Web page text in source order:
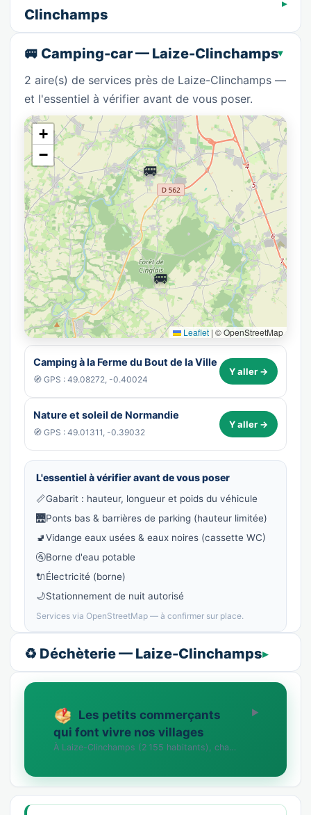
Clinchamps
🚐 Camping-car — Laize-Clinchamps
2 aire(s) de services près de Laize-Clinchamps —
et l'essentiel à vérifier avant de vous poser.
🚐
🚐
+
−
Leaflet | © OpenStreetMap
Camping à la Ferme du Bout de la Ville
🧭 GPS : 49.08272, -0.40024
Y aller →
Nature et soleil de Normandie
🧭 GPS : 49.01311, -0.39032
Y aller →
L'essentiel à vérifier avant de vous poser
📏Gabarit : hauteur, longueur et poids du véhicule
🌉Ponts bas & barrières de parking (hauteur limitée)
🚽Vidange eaux usées & eaux noires (cassette WC)
🚰Borne d'eau potable
🔌Électricité (borne)
🌙Stationnement de nuit autorisé
Services via OpenStreetMap — à confirmer sur place.
♻️ Déchèterie — Laize-Clinchamps
Les petits commerçants
qui font vivre nos villages
À Laize-Clinchamps (2 155 habitants), chaque commerce compte. Vous tenez une boutique, un …